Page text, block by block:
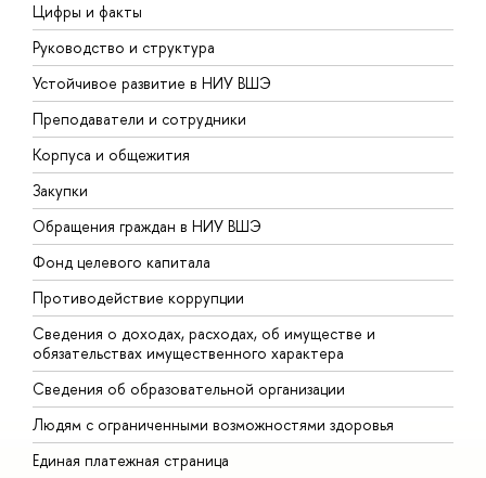
Цифры и факты
Руководство и структура
Устойчивое развитие в НИУ ВШЭ
Преподаватели и сотрудники
Корпуса и общежития
Закупки
Обращения граждан в НИУ ВШЭ
Фонд целевого капитала
Противодействие коррупции
Сведения о доходах, расходах, об имуществе и
обязательствах имущественного характера
Сведения об образовательной организации
Людям с ограниченными возможностями здоровья
Единая платежная страница